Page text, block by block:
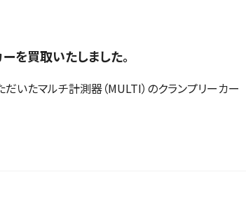
を買取いたしました。
たマルチ計測器（MULTI）のクランプリーカー